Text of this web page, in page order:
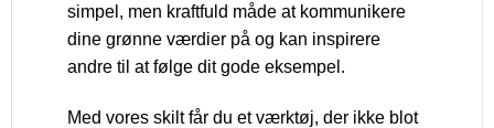
simpel, men kraftfuld måde at kommunikere
dine grønne værdier på og kan inspirere
andre til at følge dit gode eksempel.
Med vores skilt får du et værktøj, der ikke blot